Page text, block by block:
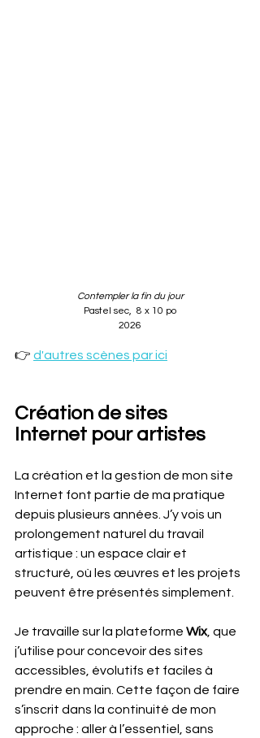
Contempler la fin du jour
Pastel sec,  8 x 10 po
2026
👉 d'autres scènes par ici
Création de sites
Internet pour artistes
La création et la gestion de mon site
Internet font partie de ma pratique
depuis plusieurs années. J’y vois un
prolongement naturel du travail
artistique : un espace clair et
structuré, où les œuvres et les projets
peuvent être présentés simplement.
Je travaille sur la plateforme Wix, que
j’utilise pour concevoir des sites
accessibles, évolutifs et faciles à
prendre en main. Cette façon de faire
s’inscrit dans la continuité de mon
approche : aller à l’essentiel, sans